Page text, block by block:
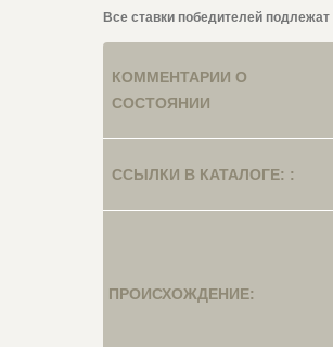
Все ставки победителей подлежат
КОММЕНТАРИИ О
СОСТОЯНИИ
ССЫЛКИ В КАТАЛОГЕ: :
ПРОИСХОЖДЕНИЕ: